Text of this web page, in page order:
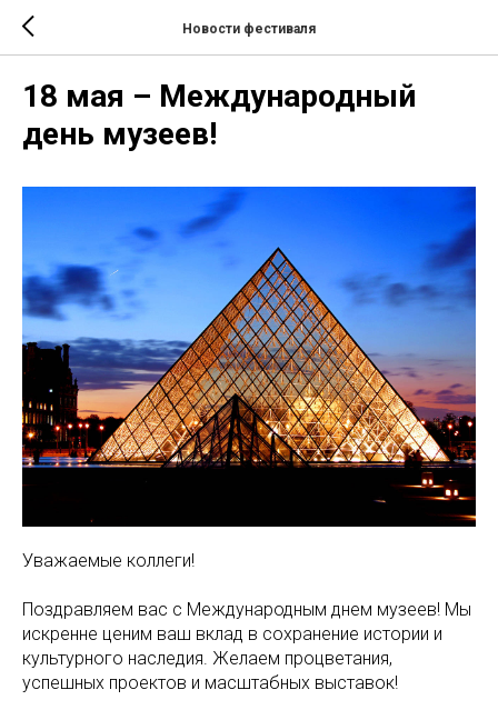
Новости фестиваля
18 мая – Международный
день музеев!
Уважаемые коллеги!
Поздравляем вас с Международным днем музеев! Мы
искренне ценим ваш вклад в сохранение истории и
культурного наследия. Желаем процветания,
успешных проектов и масштабных выставок!